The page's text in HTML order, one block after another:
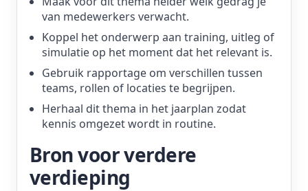
van medewerkers verwacht.
Koppel het onderwerp aan training, uitleg of
simulatie op het moment dat het relevant is.
Gebruik rapportage om verschillen tussen
teams, rollen of locaties te begrijpen.
Herhaal dit thema in het jaarplan zodat
kennis omgezet wordt in routine.
Bron voor verdere
verdieping